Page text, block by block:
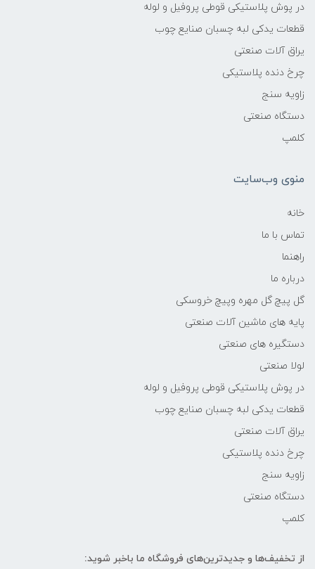
در پوش پلاستیکی قوطی پروفیل و لوله
قطعات یدکی لبه چسبان صنایع چوب
یراق آلات صنعتی
چرخ دنده پلاستیکی
زاویه سنج
دستگاه صنعتی
کلمپ
منوی وب‌سایت
خانه
تماس با ما
راهنما
درباره ما
گل پیچ گل مهره وپیچ خروسکی
پایه های ماشین آلات صنعتی
دستگیره های صنعتی
لولا صنعتی
در پوش پلاستیکی قوطی پروفیل و لوله
قطعات یدکی لبه چسبان صنایع چوب
یراق آلات صنعتی
چرخ دنده پلاستیکی
زاویه سنج
دستگاه صنعتی
کلمپ
از تخفیف‌ها و جدیدترین‌های فروشگاه ما باخبر شوید: